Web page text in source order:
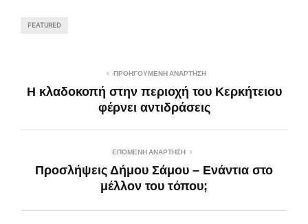
FEATURED
ΠΡΟΗΓΟΎΜΕΝΗ ΑΝΆΡΤΗΣΗ
Η κλαδοκοπή στην περιοχή του Κερκήτειου
φέρνει αντιδράσεις
ΕΠΌΜΕΝΗ ΑΝΆΡΤΗΣΗ
Προσλήψεις Δήμου Σάμου – Ενάντια στο
μέλλον του τόπου;